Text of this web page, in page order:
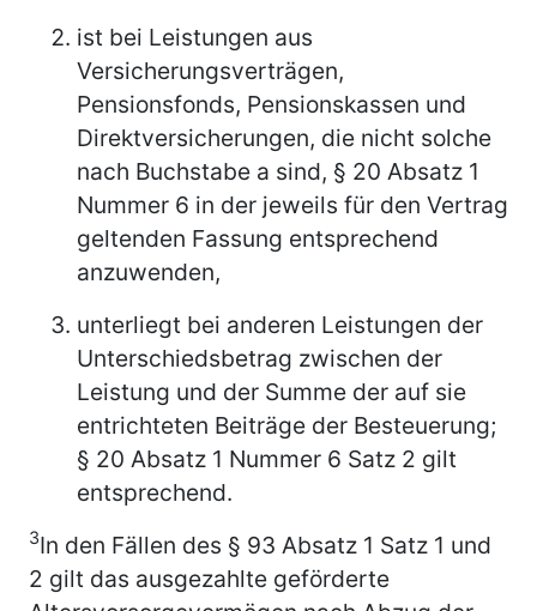
ist bei Leistungen aus
Versicherungsverträgen,
Pensionsfonds, Pensionskassen und
Direktversicherungen, die nicht solche
nach Buchstabe a sind, § 20 Absatz 1
Nummer 6 in der jeweils für den Vertrag
geltenden Fassung entsprechend
anzuwenden,
unterliegt bei anderen Leistungen der
Unterschiedsbetrag zwischen der
Leistung und der Summe der auf sie
entrichteten Beiträge der Besteuerung;
§ 20 Absatz 1 Nummer 6 Satz 2 gilt
entsprechend.
3In den Fällen des § 93 Absatz 1 Satz 1 und
2 gilt das ausgezahlte geförderte